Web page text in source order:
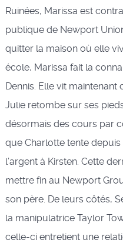
Ruinées, Marissa est
publique de Newport
quitter la maison où elle
école, Marissa fait la
Dennis. Elle vit
Julie retombe sur ses
désormais des cours par
que Charlotte tente
l’argent à Kirsten. Cette
mettre fin au Newport
son père. De leurs côtés,
la manipulatrice Taylor
celle-ci entretient une